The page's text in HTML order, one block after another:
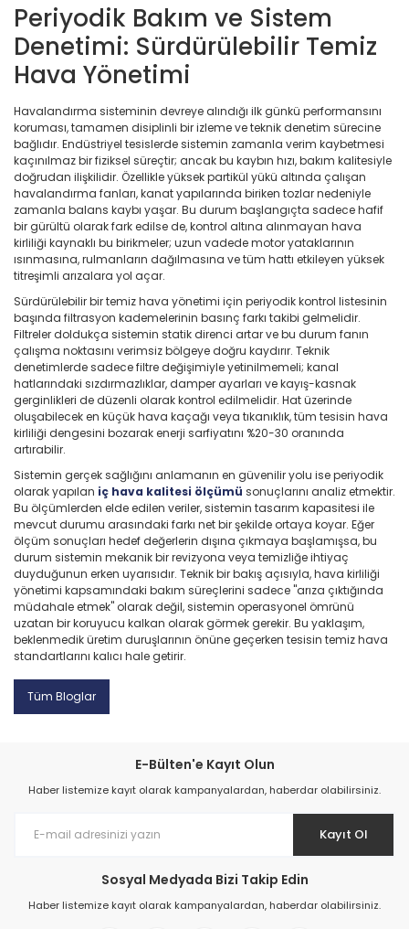
Periyodik Bakım ve Sistem
Denetimi: Sürdürülebilir Temiz
Hava Yönetimi
Havalandırma sisteminin devreye alındığı ilk günkü performansını
koruması, tamamen disiplinli bir izleme ve teknik denetim sürecine
bağlıdır. Endüstriyel tesislerde sistemin zamanla verim kaybetmesi
kaçınılmaz bir fiziksel süreçtir; ancak bu kaybın hızı, bakım kalitesiyle
doğrudan ilişkilidir. Özellikle yüksek partikül yükü altında çalışan
havalandırma fanları, kanat yapılarında biriken tozlar nedeniyle
zamanla balans kaybı yaşar. Bu durum başlangıçta sadece hafif
bir gürültü olarak fark edilse de, kontrol altına alınmayan hava
kirliliği kaynaklı bu birikmeler; uzun vadede motor yataklarının
ısınmasına, rulmanların dağılmasına ve tüm hattı etkileyen yüksek
titreşimli arızalara yol açar.
Sürdürülebilir bir temiz hava yönetimi için periyodik kontrol listesinin
başında filtrasyon kademelerinin basınç farkı takibi gelmelidir.
Filtreler doldukça sistemin statik direnci artar ve bu durum fanın
çalışma noktasını verimsiz bölgeye doğru kaydırır. Teknik
denetimlerde sadece filtre değişimiyle yetinilmemeli; kanal
hatlarındaki sızdırmazlıklar, damper ayarları ve kayış-kasnak
gerginlikleri de düzenli olarak kontrol edilmelidir. Hat üzerinde
oluşabilecek en küçük hava kaçağı veya tıkanıklık, tüm tesisin hava
kirliliği dengesini bozarak enerji sarfiyatını %20-30 oranında
artırabilir.
Sistemin gerçek sağlığını anlamanın en güvenilir yolu ise periyodik
olarak yapılan iç hava kalitesi ölçümü sonuçlarını analiz etmektir.
Bu ölçümlerden elde edilen veriler, sistemin tasarım kapasitesi ile
mevcut durumu arasındaki farkı net bir şekilde ortaya koyar. Eğer
ölçüm sonuçları hedef değerlerin dışına çıkmaya başlamışsa, bu
durum sistemin mekanik bir revizyona veya temizliğe ihtiyaç
duyduğunun erken uyarısıdır. Teknik bir bakış açısıyla, hava kirliliği
yönetimi kapsamındaki bakım süreçlerini sadece "arıza çıktığında
müdahale etmek" olarak değil, sistemin operasyonel ömrünü
uzatan bir koruyucu kalkan olarak görmek gerekir. Bu yaklaşım,
beklenmedik üretim duruşlarının önüne geçerken tesisin temiz hava
standartlarını kalıcı hale getirir.
Tüm Bloglar
E-Bülten'e Kayıt Olun
Haber listemize kayıt olarak kampanyalardan, haberdar olabilirsiniz.
Kayıt Ol
Sosyal Medyada Bizi Takip Edin
Haber listemize kayıt olarak kampanyalardan, haberdar olabilirsiniz.